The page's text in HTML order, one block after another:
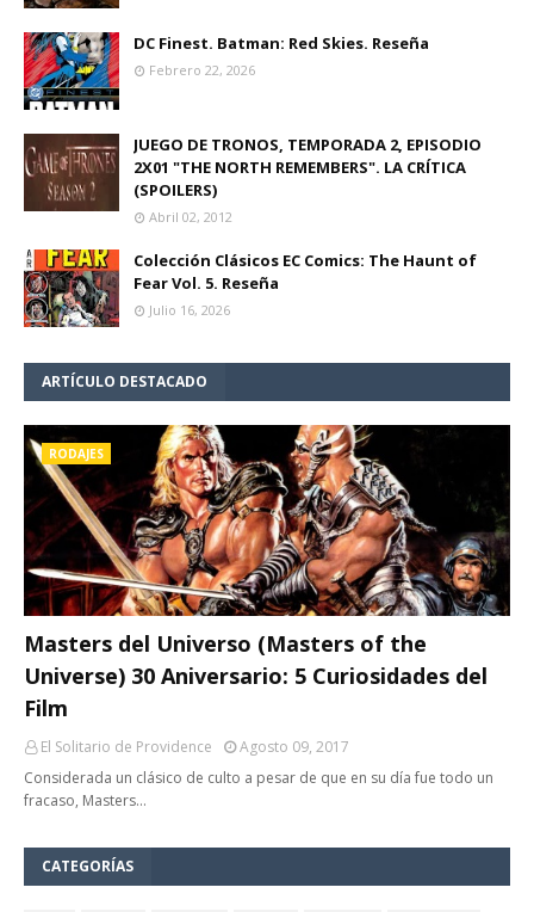
DC Finest. Batman: Red Skies. Reseña
Febrero 22, 2026
JUEGO DE TRONOS, TEMPORADA 2, EPISODIO
2X01 "THE NORTH REMEMBERS". LA CRÍTICA
(SPOILERS)
Abril 02, 2012
Colección Clásicos EC Comics: The Haunt of
Fear Vol. 5. Reseña
Julio 16, 2026
ARTÍCULO DESTACADO
RODAJES
Masters del Universo (Masters of the
Universe) 30 Aniversario: 5 Curiosidades del
Film
El Solitario de Providence
Agosto 09, 2017
Considerada un clásico de culto a pesar de que en su día fue todo un
fracaso, Masters…
CATEGORÍAS